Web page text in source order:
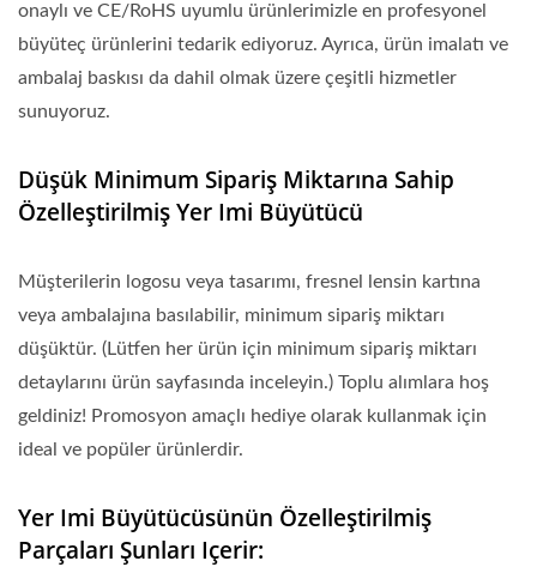
onaylı ve CE/RoHS uyumlu ürünlerimizle en profesyonel
büyüteç ürünlerini tedarik ediyoruz. Ayrıca, ürün imalatı ve
ambalaj baskısı da dahil olmak üzere çeşitli hizmetler
sunuyoruz.
Düşük Minimum Sipariş Miktarına Sahip
Özelleştirilmiş Yer Imi Büyütücü
Müşterilerin logosu veya tasarımı, fresnel lensin kartına
veya ambalajına basılabilir, minimum sipariş miktarı
düşüktür. (Lütfen her ürün için minimum sipariş miktarı
detaylarını ürün sayfasında inceleyin.) Toplu alımlara hoş
geldiniz! Promosyon amaçlı hediye olarak kullanmak için
ideal ve popüler ürünlerdir.
Yer Imi Büyütücüsünün Özelleştirilmiş
Parçaları Şunları Içerir: